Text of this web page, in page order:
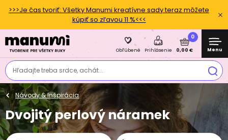
>>>Je čas tvoriť: Všetky Manumi kreatívne sady teraz môžete
kúpiť so zľavou 11 %<<<
Hľadajte treba srdce, achát...
Obľúbené Prihlásenie
0
0,00 € Menu
Návody & Inšpirácia
Dvojitý perlový náramek